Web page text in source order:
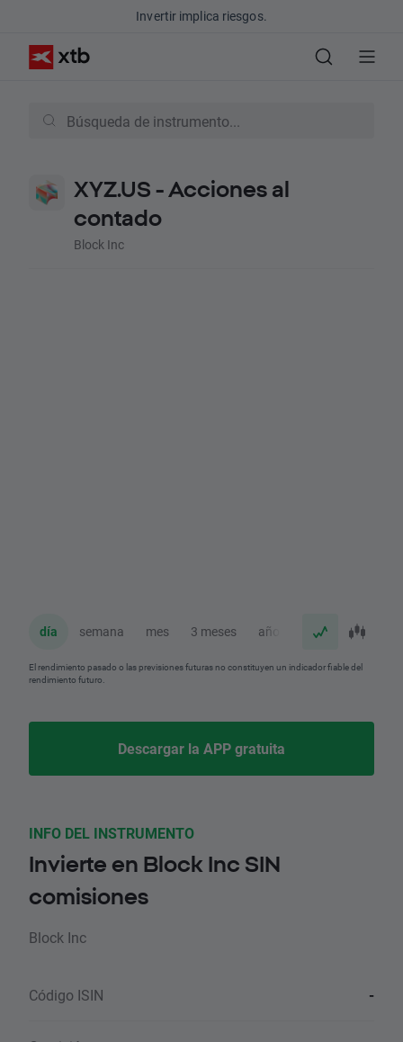
Invertir implica riesgos.
XYZ.US - Acciones al
contado
Block Inc
día semana mes 3 meses año
El rendimiento pasado o las previsiones futuras no constituyen un indicador fiable del
rendimiento futuro.
Descargar la APP gratuita
INFO DEL INSTRUMENTO
Invierte en Block Inc SIN
comisiones
Block Inc
Código ISIN -